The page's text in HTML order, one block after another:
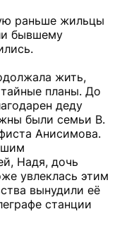
раньше жильцы
бывшему
жить,
планы. До
деду
были семьи В.
Анисимова.
Надя, дочь
увлеклась этим
вынудили её
станции